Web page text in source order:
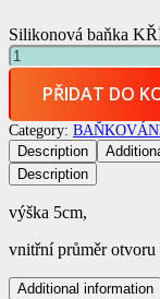
Silikonová baňka
PŘIDAT DO
Category:
Description
Description
výška 5cm,
vnitřní průměr otvoru
Additional information